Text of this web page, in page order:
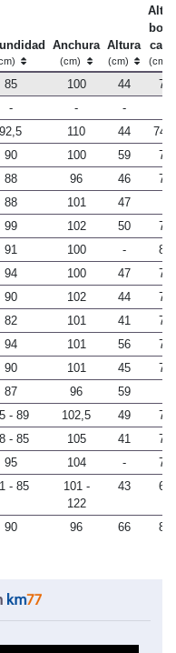
Anchura
(cm)
Altura
(cm) (cm)
85 100 44
72
- - -
92,5 110 44
74,5
90 100 59
78
88 96 46
78
88 101 47
99 102 50
74
91 100 -
80
94 100 47
75
90 102 44
79
82 101 41
78
94 101 56
78
90 101 45
75
87 96 59
- 89 102,5 49
79
- 85 105 41
77
95 104 -
75
- 85
101 -
122
43 65
90 96 66 80